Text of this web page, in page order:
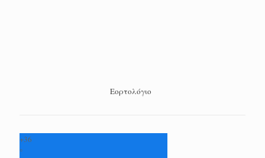
Εορτολόγιο
+36
°